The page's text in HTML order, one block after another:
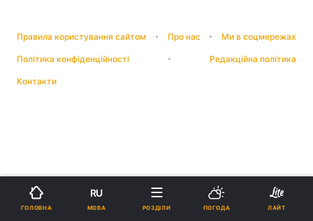
Правила користування сайтом Про нас Ми в соцмережах
Політика конфіденційності Редакційна політика
Контакти
ГОЛОВНА
RU
МОВА РОЗДІЛИ ПОГОДА ЛАЙТ